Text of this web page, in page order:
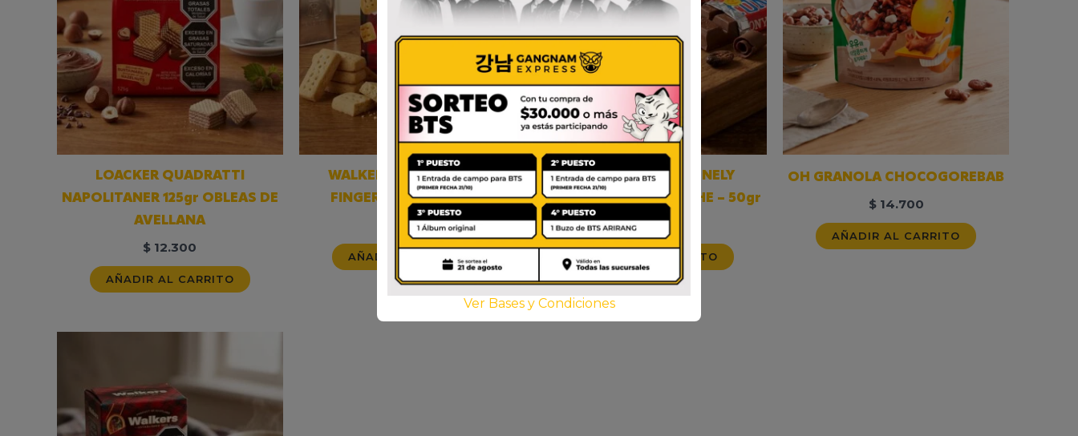
LOACKER QUADRATTI
NAPOLITANER 125gr OBLEAS DE
AVELLANA
$ 12.300
AÑADIR AL CARRITO
WALKER’S SHORTBREAD
FINGERS MINI BAG 125gr
16.500
AÑADIR AL CARRITO
TONY’S CHOCOLONELY
CHOCOLATE CON LECHE – 50gr
$7.500
AÑADIR AL CARRITO
OH GRANOLA CHOCOGOREBAB
$14.700
AÑADIR AL CARRITO
Ver Bases y Condiciones